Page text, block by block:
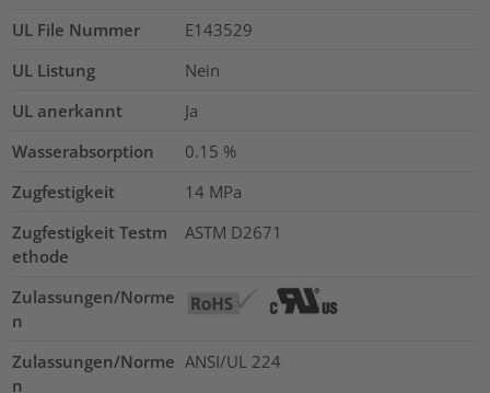
UL File Nummer
E143529
UL Listung
Nein
UL anerkannt
Ja
Wasserabsorption
0.15 %
Zugfestigkeit
14 MPa
Zugfestigkeit Testm
ethode
ASTM D2671
Zulassungen/Norme
n
Zulassungen/Norme
n
ANSI/UL 224